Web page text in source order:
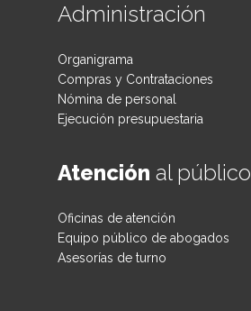
Administración
Organigrama
Compras y Contrataciones
Nómina de personal
Ejecución presupuestaria
Atención al público
Oficinas de atención
Equipo público de abogados
Asesorías de turno